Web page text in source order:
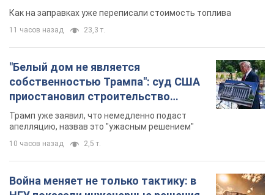
Война меняет не только тактику: в
НГУ показали инженерные решения
против российских FPV-дронов.
Фото
"Безумного Макса"